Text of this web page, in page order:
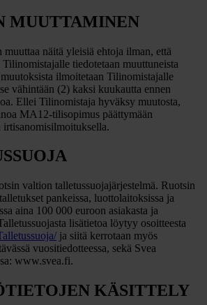
MUUTTAMINEN
muuttaa näitä yleisiä ehtoja ilman, että
tiedotetaan muuttuneista
ilmoitetaan Tilinomistajalle
vähintään (2) kaksi kuukautta ennen
Ellei Tilinomistaja hyväksy muutosta,
MA12-tilisopimus päättymään
valtion talletussuojajärjestelmä. Ruotsin
pankeissa, luottolaitoksissa ja
aina 100 000 euroon asiakasta ja
lisätietoa löytyy osoitteesta
ja siitä kerrotaan myös
vuositiedotteessa, sekä Svea
www.svea.fi.
KÄSITTELY